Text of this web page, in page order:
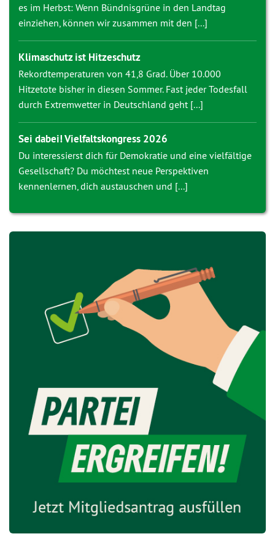
es im Herbst: Wenn Bündnisgrüne in den Landtag
einziehen, können wir zusammen mit den [...]
Klimaschutz ist Hitzeschutz
Rekordtemperaturen von 41,8 Grad. Über 10.000
Hitzetote bisher in diesen Sommer. Fast jeder Todesfall
durch Extremwetter in Deutschland geht [...]
Sei dabei! Vielfaltskongress 2026
Du interessierst dich für Demokratie und eine vielfältige
Gesellschaft? Du möchtest neue Perspektiven
kennenlernen, dich austauschen und [...]